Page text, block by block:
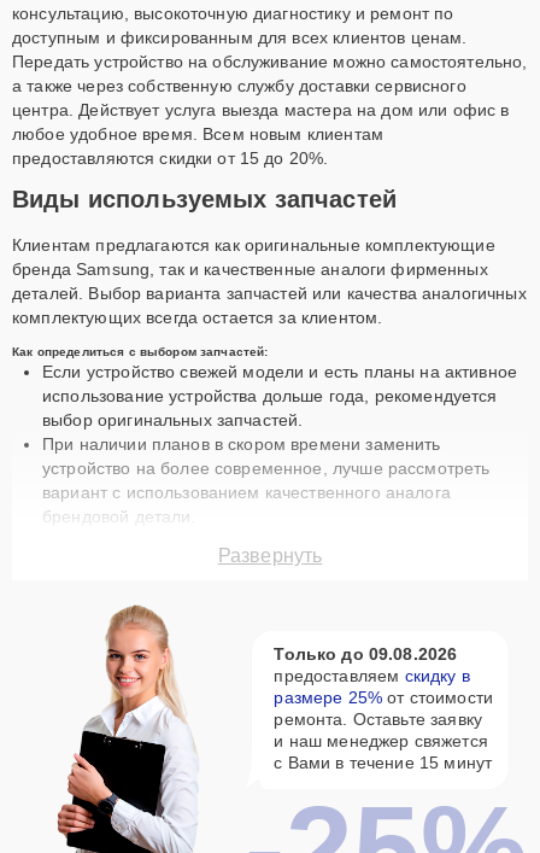
консультацию, высокоточную диагностику и ремонт по
доступным и фиксированным для всех клиентов ценам.
Передать устройство на обслуживание можно самостоятельно,
а также через собственную службу доставки сервисного
центра. Действует услуга выезда мастера на дом или офис в
любое удобное время. Всем новым клиентам
предоставляются скидки от 15 до 20%.
Виды используемых запчастей
Клиентам предлагаются как оригинальные комплектующие
бренда Samsung, так и качественные аналоги фирменных
деталей. Выбор варианта запчастей или качества аналогичных
комплектующих всегда остается за клиентом.
Как определиться с выбором запчастей:
Если устройство свежей модели и есть планы на активное
использование устройства дольше года, рекомендуется
выбор оригинальных запчастей.
При наличии планов в скором времени заменить
устройство на более современное, лучше рассмотреть
вариант с использованием качественного аналога
брендовой детали.
использованы исключительно высококачественные запчасти,
и зарекомендовавших себя производителей.
Тип ремонтируемой техники
Мы принимаем старые и новые, популярные и редкие модели
техники компании Samsung. Позвоните по телефону службы
заботы о клиентах или запросите бесплатную консультацию
для получения исчерпывающей информации по ремонту
именно вашего устройства.
Популярные типы устройств:
Развернуть
Только до 09.08.2026
предоставляем скидку в
размере 25% от стоимости
ремонта. Оставьте заявку
и наш менеджер свяжется
с Вами в течение 15 минут